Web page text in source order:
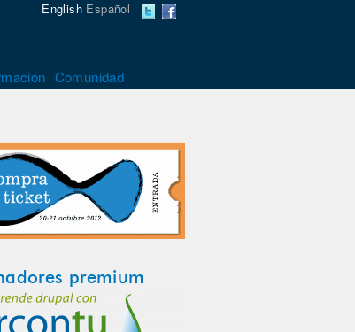
English Español
Comunidad
premium